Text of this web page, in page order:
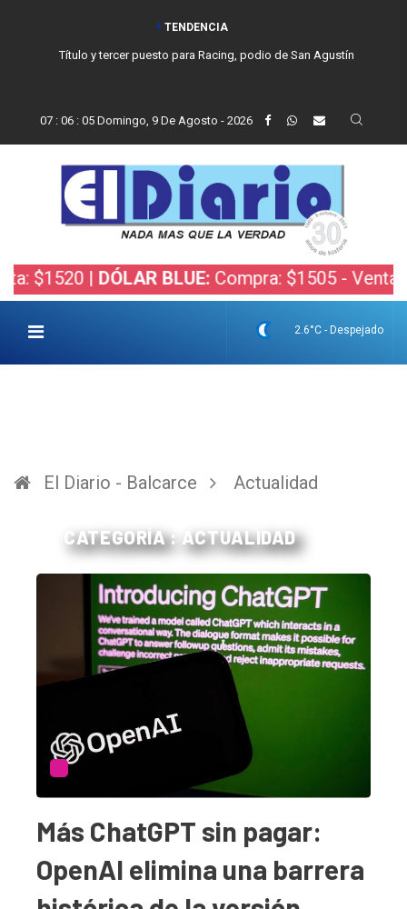
TENDENCIA
Título y tercer puesto para Racing, podio de San Agustín
07 : 06 : 06 Domingo, 9 De Agosto - 2026
|DÓLAR BLUE:Compra: $1505 - Venta:
2.6°C - Despejado
El Diario - Balcarce Actualidad
CATEGORÍA : ACTUALIDAD
Más ChatGPT sin pagar:
OpenAI elimina una barrera